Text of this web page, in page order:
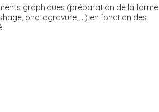
graphiques (préparation de la forme
photogravure, ...) en fonction des